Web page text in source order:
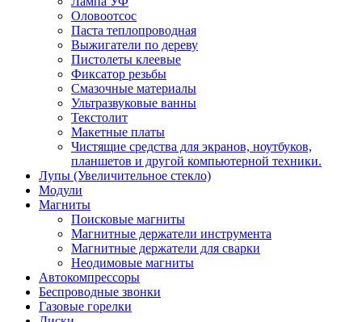
Оловоотсос
Паста теплопроводная
Выжигатели по дереву
Пистолеты клеевые
Фиксатор резьбы
Смазочные материалы
Ультразвуковые ванны
Текстолит
Макетные платы
Чистящие средства для экранов, ноутбуков,
планшетов и другой компьютерной техники.
Лупы (Увеличительное стекло)
Модули
Магниты
Поисковые магниты
Магнитные держатели инструмента
Магнитные держатели для сварки
Неодимовые магниты
Автокомпрессоры
Беспроводные звонки
Газовые горелки